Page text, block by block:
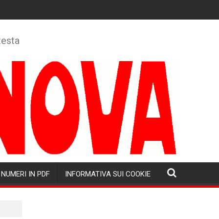
NUMERI IN PDF INFORMATIVA SUI COOKIE